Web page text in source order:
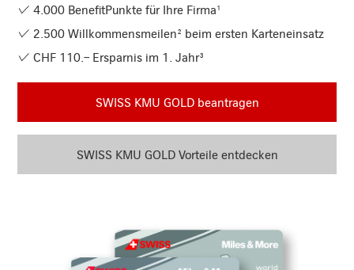
4.000 BenefitPunkte für Ihre Firma¹
2.500 Willkommensmeilen² beim ersten Karteneinsatz
CHF 110.– Ersparnis im 1. Jahr³
SWISS KMU GOLD beantragen
SWISS KMU GOLD Vorteile entdecken